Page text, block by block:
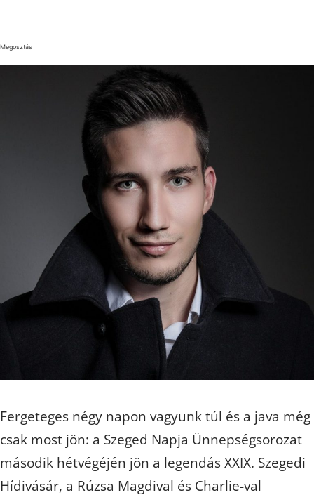
Megosztás
Fergeteges négy napon vagyunk túl és a java még
csak most jön: a Szeged Napja Ünnepségsorozat
második hétvégéjén jön a legendás XXIX. Szegedi
Hídivásár, a Rúzsa Magdival és Charlie-val